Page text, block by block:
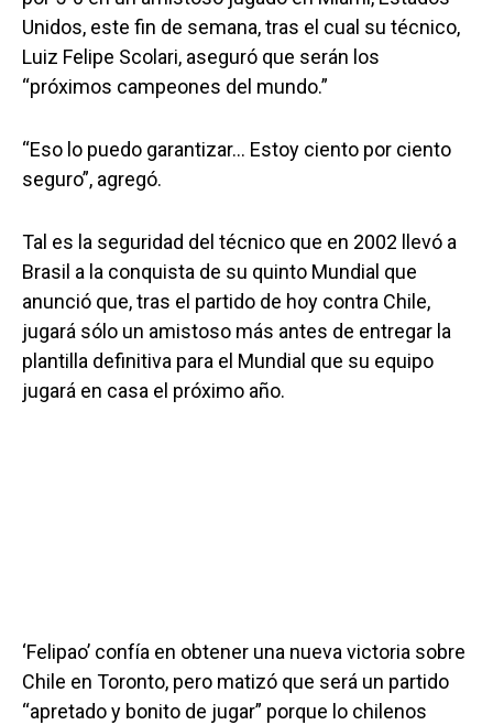
Unidos, este fin de semana, tras el cual su técnico,
Luiz Felipe Scolari, aseguró que serán los
“próximos campeones del mundo.”
“Eso lo puedo garantizar… Estoy ciento por ciento
seguro”, agregó.
Tal es la seguridad del técnico que en 2002 llevó a
Brasil a la conquista de su quinto Mundial que
anunció que, tras el partido de hoy contra Chile,
jugará sólo un amistoso más antes de entregar la
plantilla definitiva para el Mundial que su equipo
jugará en casa el próximo año.
‘Felipao’ confía en obtener una nueva victoria sobre
Chile en Toronto, pero matizó que será un partido
“apretado y bonito de jugar” porque lo chilenos